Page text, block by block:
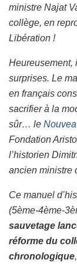
ministre Najat
collège, en
Libération !
Heureusement,
surprises. Le
en français
sacrifier à la
sûr… le
Fondation
l’historien
ancien ministre
Ce manuel
(5ème-4ème-
sauvetage
réforme du
chronologique